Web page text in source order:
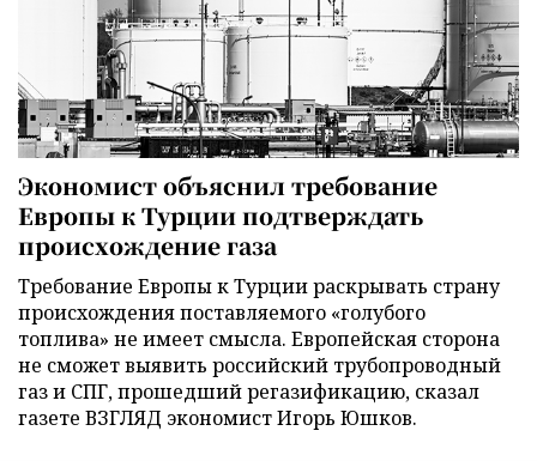
Экономист объяснил требование
Европы к Турции подтверждать
происхождение газа
Требование Европы к Турции раскрывать страну
происхождения поставляемого «голубого
топлива» не имеет смысла. Европейская сторона
не сможет выявить российский трубопроводный
газ и СПГ, прошедший регазификацию, сказал
газете ВЗГЛЯД экономист Игорь Юшков.